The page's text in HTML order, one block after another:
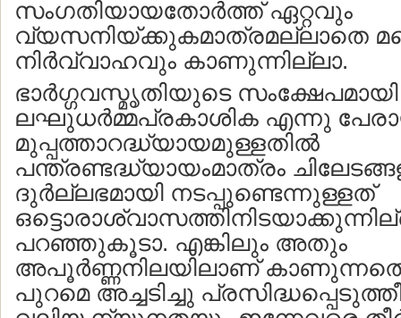
സംഗതിയായതോര്‍ത്ത് ഏറ്റവും
വ്യസനിയ്ക്കുകമാത്രമല്ലാതെ
നിര്‍വ്വാഹവും കാണുന്നില്ലാ.
ഭാര്‍ഗ്ഗവസ്മൃതിയുടെ സംക്ഷേപമായി
ലഘുധര്‍മ്മപ്രകാശിക എന്നു
മുപ്പത്താറദ്ധ്യായമുള്ളതില്‍
പന്ത്രണ്ടദ്ധ്യായംമാത്രം
ദുര്‍ല്ലഭമായി നടപ്പുണ്ടെന്നുള്ളത്
പറഞ്ഞുകൂടാ. എങ്കിലും അതും
അപൂര്‍ണ്ണനിലയിലാണ്
പുറമെ അച്ചടിച്ചു